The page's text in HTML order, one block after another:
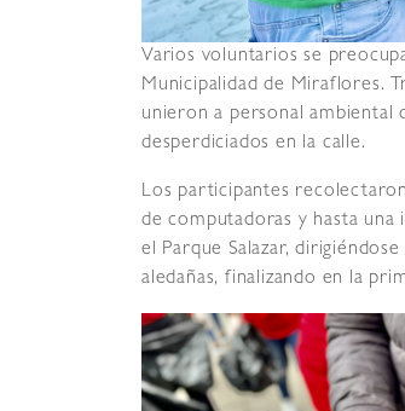
Varios voluntarios se
Municipalidad de Miraflores.
unieron a personal ambiental
desperdiciados en la calle.
Los participantes
de computadoras y hasta
el Parque Salazar,
aledañas, finalizando en la